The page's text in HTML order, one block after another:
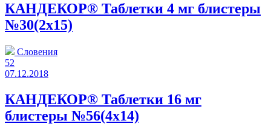
КАНДЕКОР® Таблетки 4 мг блистеры
№30(2x15)
Словения
52
07.12.2018
КАНДЕКОР® Таблетки 16 мг
блистеры №56(4x14)